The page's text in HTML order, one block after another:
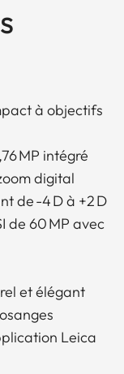
à objectifs
MP intégré
digital
de -4 D à +2 D
de 60 MP avec
et élégant
Leica